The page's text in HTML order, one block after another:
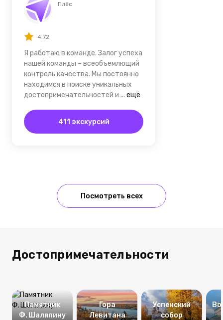
Плёс
4.72
Я работаю в команде. Залог успеха
нашей команды – всеобъемлющий
контроль качества. Мы постоянно
находимся в поиске уникальных
достопримечательностей и ... ещё
411 экскурсий
Посмотреть всех
Достопримечательности
Памятник
Ф. Шаляпину
Гора
Левитана
Успенский
собор